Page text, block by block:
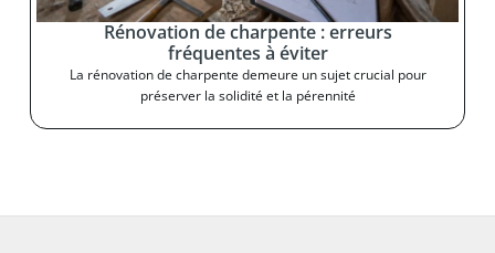
Rénovation de charpente : erreurs
fréquentes à éviter
La rénovation de charpente demeure un sujet crucial pour
préserver la solidité et la pérennité